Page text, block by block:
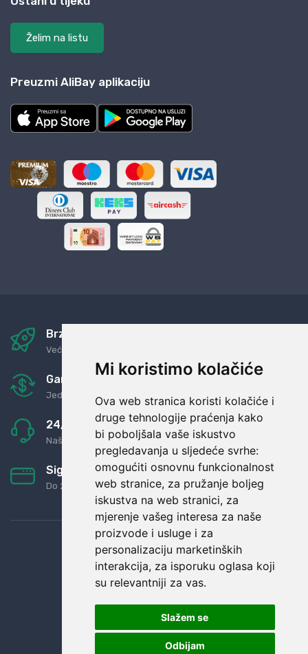
Mi koristimo kolačiće
Ova web stranica koristi kolačiće i
druge tehnologije praćenja kako
bi poboljšala vaše iskustvo
pregledavanja u sljedeće svrhe:
omogućiti osnovnu funkcionalnost
web stranice, za pružanje boljeg
iskustva na web stranici, za
mjerenje vašeg interesa za naše
proizvode i usluge i za
personalizaciju marketinških
interakcija, za isporuku oglasa koji
su relevantniji za vas.
Slažem se
Odbijam
Želim na listu
Preuzmi AliBay aplikaciju
Brza i sigurna dostava
Već za nekoliko dana kod vas
Garancija u povrat novaca
Jednostavno pravilo: Roba za novac
24/7 odlična podrška
Naši agenti uvijek na raspolaganju
Sigurno obročno plaćanje
Do 24 rata bez kamata